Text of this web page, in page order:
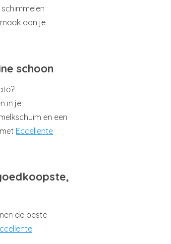
aan je
schoon
in je
en een
Eccellente
de beste